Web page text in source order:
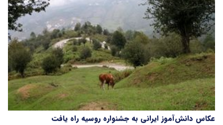
عکاس دانش‌آموز ایرانی به جشنواره‌ روسیه راه یافت